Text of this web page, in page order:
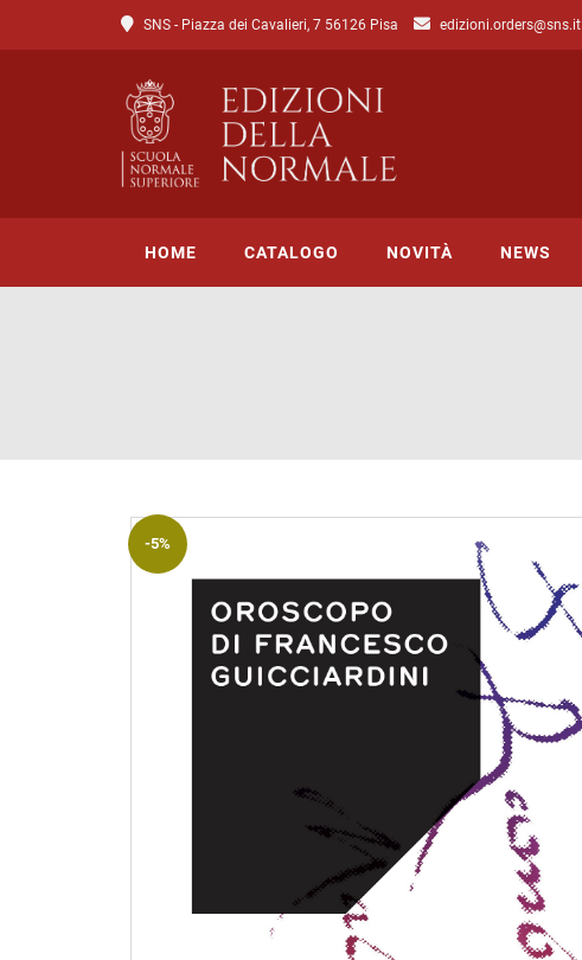
SNS - Piazza dei Cavalieri, 7 56126 Pisa edizioni.orders@sns.it
HOME CATALOGO
Catalogo di Scienze
Open access
NOVITÀ NEWS
-5%